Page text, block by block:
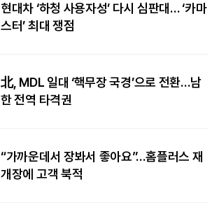
현대차 ‘하청 사용자성’ 다시 심판대… ‘카마
스터’ 최대 쟁점
北, MDL 일대 ‘핵무장 국경’으로 전환…남
한 전역 타격권
“가까운데서 장봐서 좋아요”…홈플러스 재
개장에 고객 북적